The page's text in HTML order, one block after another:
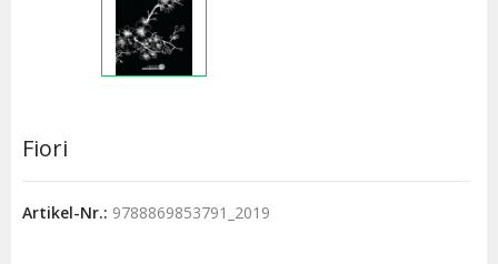
Fiori
Artikel-Nr.: 9788869853791_2019